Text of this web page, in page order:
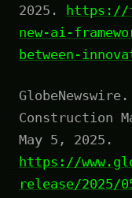
2025. https://
new-ai-
between-
Construction
May 5, 2025.
https://
release/2025/